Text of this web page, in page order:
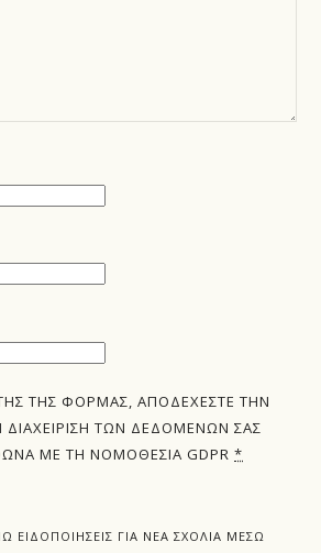
ΤΗΣ ΦΌΡΜΑΣ, ΑΠΟΔΈΧΕΣΤΕ ΤΗΝ
ΤΩΝ ΔΕΔΟΜΈΝΩΝ ΣΑΣ
ΜΕ ΤΗ ΝΟΜΟΘΕΣΊΑ GDPR*
ΓΙΑ ΝΈΑ ΣΧΌΛΙΑ ΜΈΣΩ